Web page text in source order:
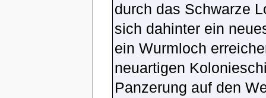
durch das Schwarze
sich dahinter ein
ein Wurmloch
neuartigen
Panzerung auf den